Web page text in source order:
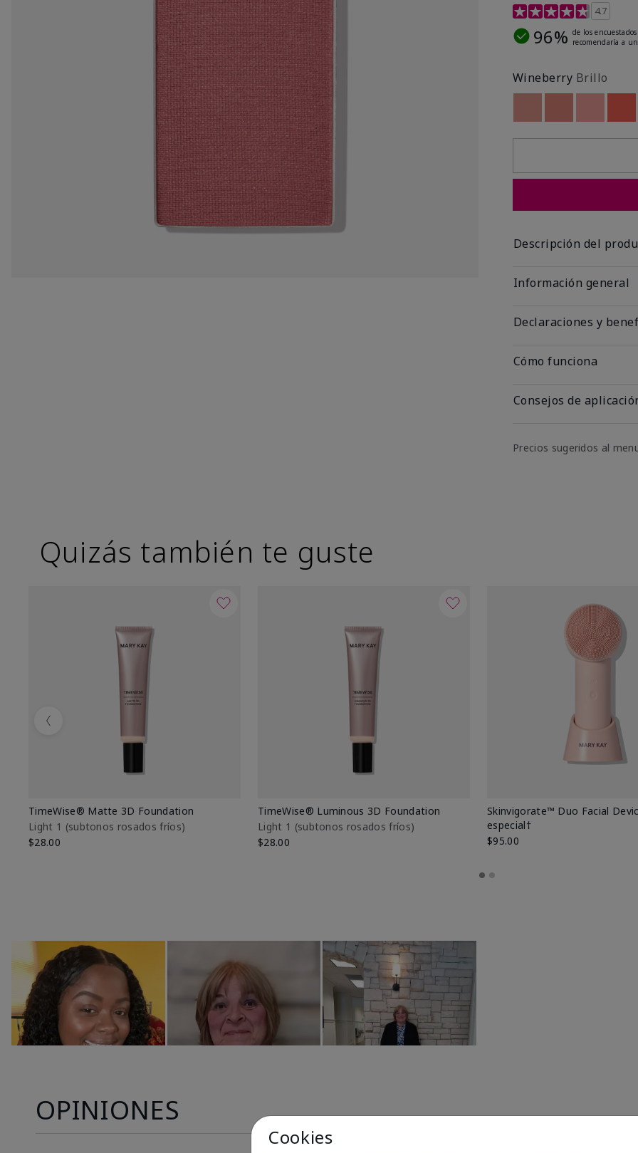
Calificación de clientes
4.7
96% de los encuestados
recomendaría a
Wineberry Brillo
Descripción del
Información general
Declaraciones y
Cómo funciona
Consejos de
Precios sugeridos al
Quizás también te guste
TimeWise® Matte 3D Foundation
Light 1​ (subtonos rosados fríos)
$28.00
TimeWise® Luminous 3D Foundation
Light 1​ (subtonos rosados fríos)
$28.00
Skinvigorate™ Duo Facial
especial†
$95.00
Previous
OPINIONES
Cookies